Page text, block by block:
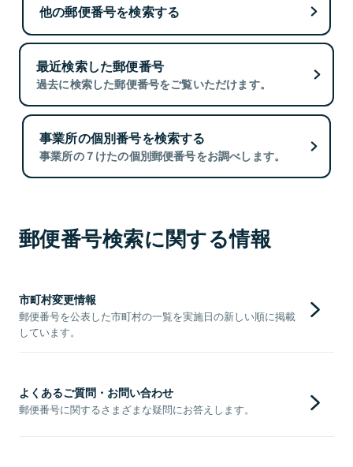
他の郵便番号を検索する
最近検索した郵便番号
過去に検索した郵便番号をご覧いただけます。
事業所の個別番号を検索する
事業所の７けたの個別郵便番号をお調べします。
郵便番号検索に関する情報
市町村変更情報
郵便番号を公表した市町村の一覧を実施日の新しい順に掲載
しています。
よくあるご質問・お問い合わせ
郵便番号に関するさまざまな疑問にお答えします。